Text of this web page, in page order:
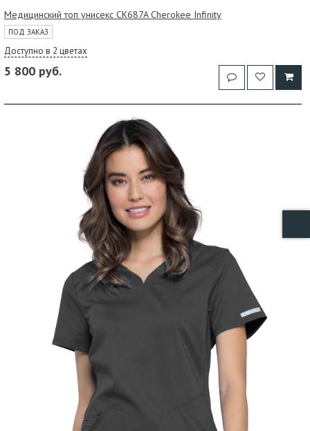
Медицинский топ унисекс CK687A Cherokee Infinity
ПОД ЗАКАЗ
Доступно в 2 цветах
5 800 руб.